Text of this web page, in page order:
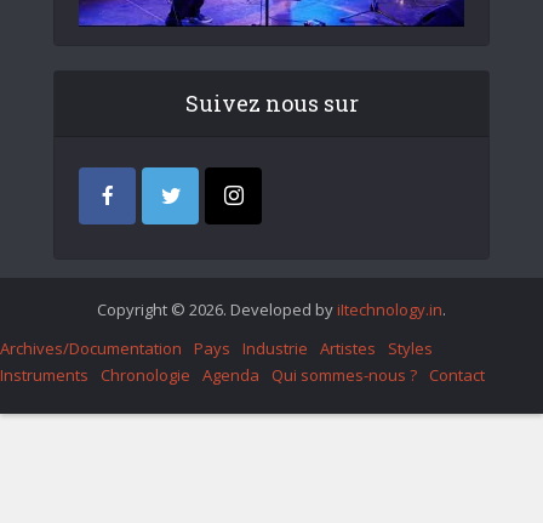
Suivez nous sur
Copyright © 2026. Developed by iItechnology.in.
Archives/Documentation
Pays Industrie Artistes
Styles
Instruments
Chronologie Agenda Qui sommes-nous ? Contact